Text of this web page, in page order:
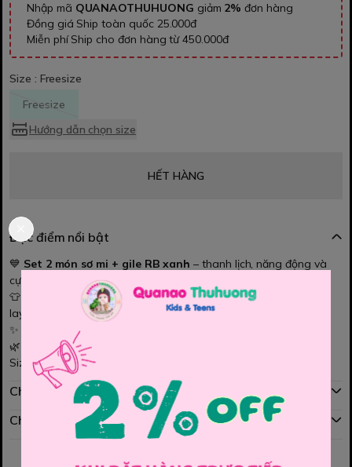
Nhập mã QUANAOTHUHUONG giảm 2% đơn hàng
Đồng giá Ship toàn quốc 25.000đ
Miễn phí Ship cho đơn hàng từ 450.000đ
Size : Freesize
Freesize
Hướng dẫn chọn size
HẾT HÀNG
Đặc điểm nổi bật
💙 Set 2 món sơ mi + gile RB xanh – thanh lịch, năng động và
cực dễ phối đồ cho bé trai.
👕 Áo sơ mi trắng dài phối cùng gile xanh RB thời thượng, tạo
layer chuẩn phong cách.
✨ Mix sẵn 2 món, bé mặc lên là xinh ngay và lịch sự.
🌿 Vải mềm, thoáng, bé vận động cả ngày vẫn thoải mái.
Size : Freesize
Chính sách mua hàng
Chính sách đổi hàng